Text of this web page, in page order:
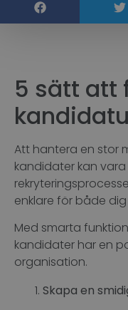
5 sätt att
Att hantera en stor
kandidater kan
enklare för både
Med smarta
kandidater har en
organisation.
Skapa en